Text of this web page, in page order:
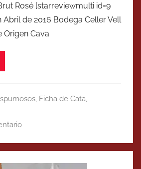
Rosé [starreviewmulti id=9
Abril de 2016 Bodega Celler Vell
Origen Cava
, Ficha de Cata,